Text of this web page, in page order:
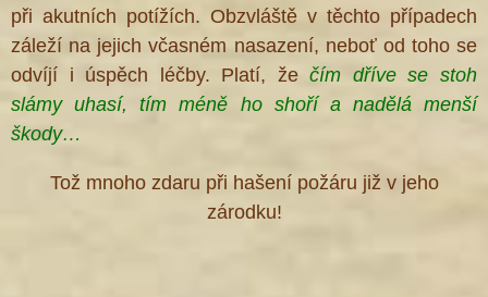
při akutních potížích. Obzvláště v těchto případech
záleží na jejich včasném nasazení, neboť od toho se
odvíjí i úspěch léčby. Platí, žečím dříve se stoh
slámy uhasí, tím méně ho shoří a nadělá menší
škody…
Tož mnoho zdaru při hašení požáru již v jeho
zárodku!